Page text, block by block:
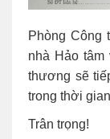
Phòng Công
nhà Hảo tâm
thương sẽ
trong thời
Trân trọng!